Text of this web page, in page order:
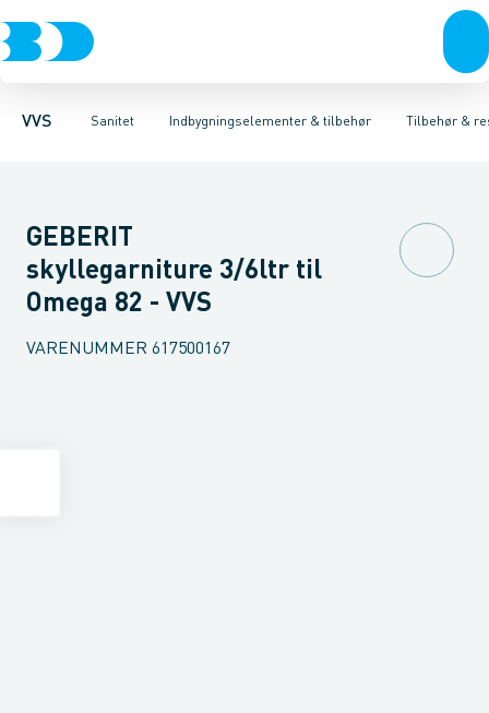
VVS Sanitet
Rør & fittingsPressfittings & rørKuglehaner & ventilerAfløb
Indbygningselementer & tilbehør
Toiletter, sæder og cisternerVaskeArmaturerBrusereTilbehør &
Høje Indbygnings elementerLave Indbygnings elementer
GEBERIT
skyllegarniture 3/6ltr til
Omega 82 - VVS
VARENUMMER 617500167